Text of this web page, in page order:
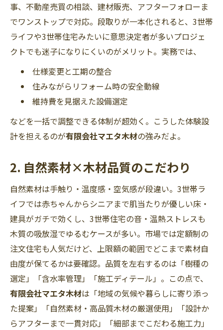
事、不動産売買の相談、建材販売、アフターフォローま
でワンストップで対応。段取りが一本化されると、3世帯
ライフや3世帯住宅みたいに意思決定者が多いプロジェ
クトでも迷子になりにくいのがメリット。実務では、
仕様変更と工期の整合
住みながらリフォーム時の安全動線
維持費を見据えた設備選定
などを一括で調整できる体制が超効く。こうした体験設
計を担えるのが有限会社マエタ木材の強みだよ。
2. 自然素材×木材品質のこだわり
自然素材は手触り・温度感・空気感が段違い。3世帯ラ
イフでは赤ちゃんからシニアまで肌当たりが優しい床・
建具がガチで効くし、3世帯住宅の音・温熱ストレスも
木質の吸放湿でゆるむケースが多い。市場では定額制の
注文住宅も人気だけど、上限額の範囲でどこまで素材自
由度が保てるかは要確認。品質を左右するのは「樹種の
選定」「含水率管理」「施工ディテール」。この点で、
有限会社マエタ木材は「地域の気候や暮らしに寄り添っ
た提案」「自然素材・高品質木材の厳選使用」「設計か
らアフターまで一貫対応」「細部までこだわる施工力」